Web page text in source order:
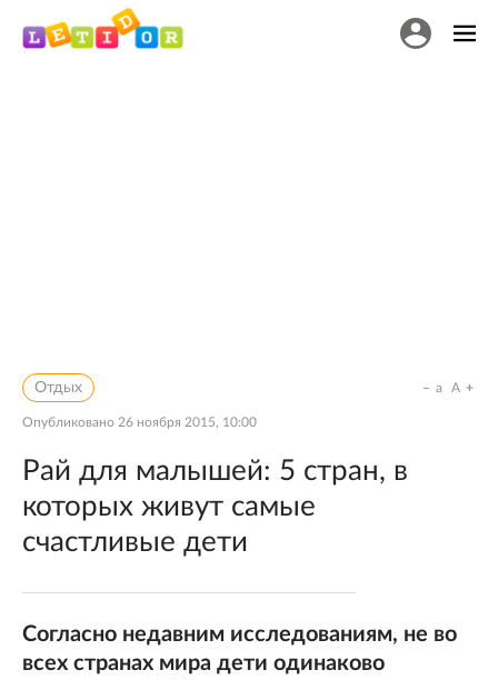
Отдых
Опубликовано 26 ноября 2015, 10:00
a A
Рай для малышей: 5 стран, в
которых живут самые
счастливые дети
Согласно недавним исследованиям, не во
всех странах мира дети одинаково